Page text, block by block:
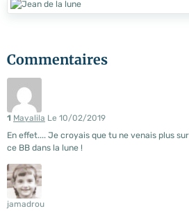
Commentaires
1 Mayalila Le 10/02/2019
En effet.... Je croyais que tu ne venais plus
ce BB dans la lune !
jamadrou